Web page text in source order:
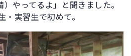
やってるよ」と聞きました。
・実習生で初めて。